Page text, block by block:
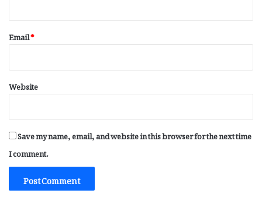
Email*
Website
Save my name, email, and website in this browser for the next time
I comment.